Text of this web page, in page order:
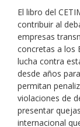
El libro del
contribuir al
empresas
concretas a los
lucha contra
desde años
permitan
violaciones de
presentar
internacional